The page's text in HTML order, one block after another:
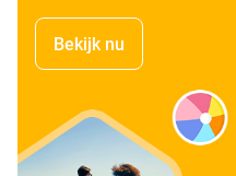
Bekijk nu